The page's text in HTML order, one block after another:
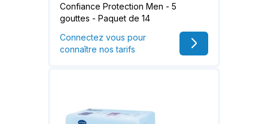
Confiance Protection Men - 5
gouttes - Paquet de 14
Connectez vous pour
connaître nos tarifs